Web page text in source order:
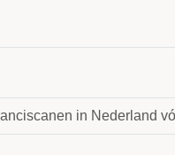
in Nederland